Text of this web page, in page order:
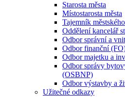
Starosta města
Místostarosta města
Tajemník
Oddělení kancelář
Odbor správní a
Odbor finanční
Odbor majetku a
Odbor správy
(OSBNP)
Odbor výstavby a
Užitečné odkazy